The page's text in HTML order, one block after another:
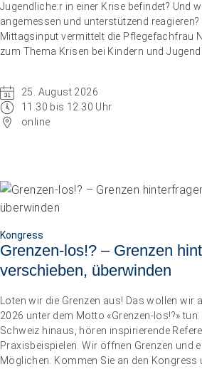
Jugendliche:r in einer Krise befindet? Und
angemessen und unterstützend
Mittagsinput vermittelt die Pflegefachfrau
zum Thema Krisen bei Kindern und
25. August 2026
11.30 bis 12.30 Uhr
online
Kongress
Grenzen-los!? – Grenzen
verschieben, überwinden
Loten wir die Grenzen aus! Das wollen wir
2026 unter dem Motto «Grenzen-los!?»
Schweiz hinaus, hören inspirierende
Praxisbeispielen. Wir öffnen Grenzen und
Möglichen. Kommen Sie an den Kongress